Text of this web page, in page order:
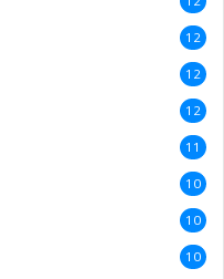
12
12
12
11
10
10
10